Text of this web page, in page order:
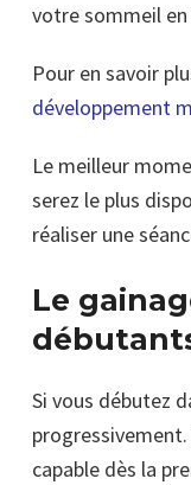
votre sommeil
Pour en savoir
développement
Le meilleur
serez le plus
réaliser une
Le
Si vous débutez
capable dès la